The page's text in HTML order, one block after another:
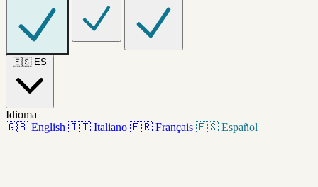
🇪🇸 ES
Idioma
🇬🇧 English 🇮🇹 Italiano 🇫🇷 Français 🇪🇸 Español